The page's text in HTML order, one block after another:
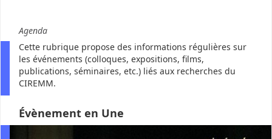
Agenda
Cette rubrique propose des informations régulières sur
les événements (colloques, expositions, films,
publications, séminaires, etc.) liés aux recherches du
CIREMM.
Évènement en Une